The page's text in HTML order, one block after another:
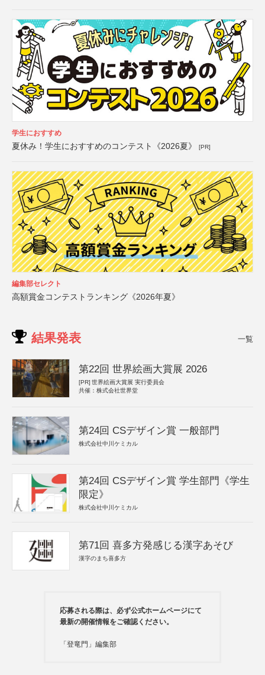
学生におすすめ
夏休み！学生におすすめのコンテスト《2026夏》 [PR]
編集部セレクト
高額賞金コンテストランキング《2026年夏》
結果発表 一覧
第22回 世界絵画大賞展 2026
[PR] 世界絵画大賞展 実行委員会
共催：株式会社世界堂
第24回 CSデザイン賞 一般部門
株式会社中川ケミカル
第24回 CSデザイン賞 学生部門《学生
限定》
株式会社中川ケミカル
第71回 喜多方発感じる漢字あそび
漢字のまち喜多方
応募される際は、必ず公式ホームページにて
最新の開催情報をご確認ください。
「登竜門」編集部